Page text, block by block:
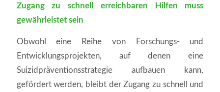
Zugang zu schnell erreichbaren Hilfen muss
gewährleistet sein
Obwohl eine Reihe von Forschungs- und
Entwicklungsprojekten, auf denen eine
Suizidpräventionsstrategie aufbauen kann,
gefördert werden, bleibt der Zugang zu schnell und